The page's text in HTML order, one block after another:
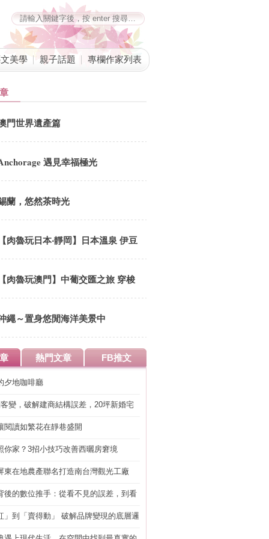
美學 親子話題 專欄作家列表
門世界遺產篇
遇見幸福極光
蘭，悠然茶時光
【肉魯玩日本‧靜岡】日本溫泉 伊豆
士．山城溫泉會館 採用新鮮在地
食材 豐富多元的懷石宴席料理
【肉魯玩澳門】中葡交匯之旅 穿梭
空隧道 徜徉歐陸異國風情 來趟馬
繩～置身悠閒海洋美景中
熱門文章 FB推文
夕地咖啡廳
變，破解建商結構誤差，20坪新婚宅
閱讀如繁花在靜巷盛開
你家？3招小技巧改善西曬房窘境
東在地農產聯名打造南台灣觀光工廠
後的數位推手：從看不見的誤差，到看
」到「賣得動」 破解品牌變現的底層邏